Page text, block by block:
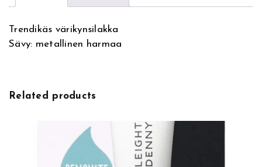
Trendikäs värikynsilakka
Sävy: metallinen harmaa
Related products